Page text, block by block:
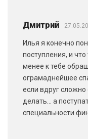
Дмитрий
Илья я конечно
поступления, и
менее к тебе
ограмаднейшее
если вдруг
делать… а
специальности